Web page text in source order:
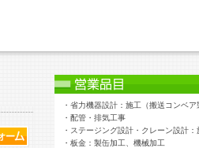
・省力機器設計：施工（搬送コンベア
・配管・排気工事
・ステージング設計・クレーン設計：
・板金：製缶加工、機械加工